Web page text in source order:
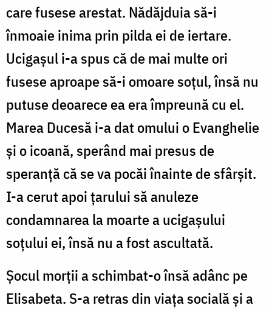
care fusese arestat. Nădăjduia să-i
înmoaie inima prin pilda ei de iertare.
Ucigașul i-a spus că de mai multe ori
fusese aproape să-i omoare soțul, însă nu
putuse deoarece ea era împreună cu el.
Marea Ducesă i-a dat omului o Evanghelie
și o icoană, sperând mai presus de
speranță că se va pocăi înainte de sfârșit.
I-a cerut apoi țarului să anuleze
condamnarea la moarte a ucigașului
soțului ei, însă nu a fost ascultată.
Șocul morții a schimbat-o însă adânc pe
Elisabeta. S-a retras din viața socială și a